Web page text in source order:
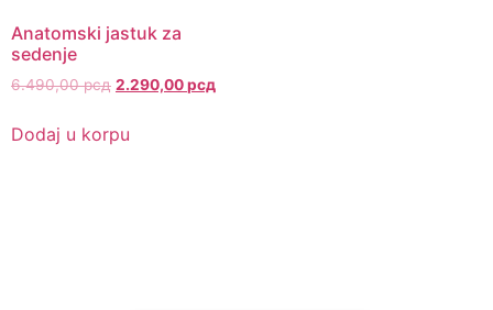
Anatomski jastuk za
sedenje
6.490,00рсд 2.290,00рсд
Dodaj u korpu